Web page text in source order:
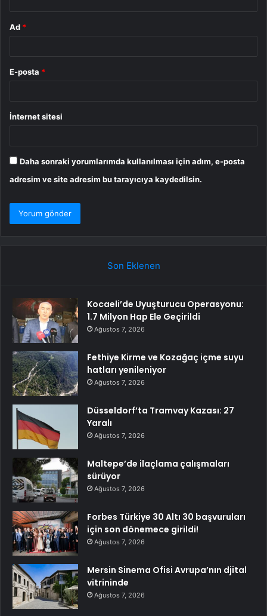
Ad *
E-posta *
İnternet sitesi
Daha sonraki yorumlarımda kullanılması için adım, e-posta
adresim ve site adresim bu tarayıcıya kaydedilsin.
Son Eklenen
Kocaeli’de Uyuşturucu Operasyonu:
1.7 Milyon Hap Ele Geçirildi
Ağustos 7, 2026
Fethiye Kirme ve Kozağaç içme suyu
hatları yenileniyor
Ağustos 7, 2026
Düsseldorf’ta Tramvay Kazası: 27
Yaralı
Ağustos 7, 2026
Maltepe’de ilaçlama çalışmaları
sürüyor
Ağustos 7, 2026
Forbes Türkiye 30 Altı 30 başvuruları
için son dönemece girildi!
Ağustos 7, 2026
Mersin Sinema Ofisi Avrupa’nın djital
vitrininde
Ağustos 7, 2026